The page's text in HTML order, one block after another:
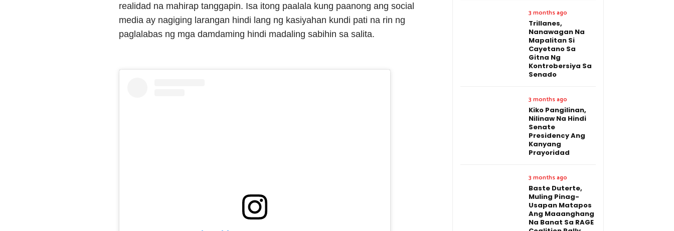
realidad na mahirap tanggapin. Isa itong paalala kung paanong ang social
media ay nagiging larangan hindi lang ng kasiyahan kundi pati na rin ng
paglalabas ng mga damdaming hindi madaling sabihin sa salita.
3 months ago
Trillanes,
Nanawagan Na
Mapalitan Si
Cayetano Sa
Gitna Ng
Kontrobersiya Sa
Senado
3 months ago
Kiko Pangilinan,
Nilinaw Na Hindi
Senate
Presidency Ang
Kanyang
Prayoridad
3 months ago
Baste Duterte,
Muling Pinag-
Usapan Matapos
Ang Maaanghang
Na Banat Sa RAGE